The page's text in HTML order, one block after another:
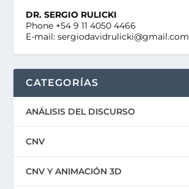
DR. SERGIO RULICKI
Phone +54 9 11 4050 4466
E-mail: sergiodavidrulicki@gmail.com
CATEGORÍAS
ANÁLISIS DEL DISCURSO
CNV
CNV Y ANIMACIÓN 3D